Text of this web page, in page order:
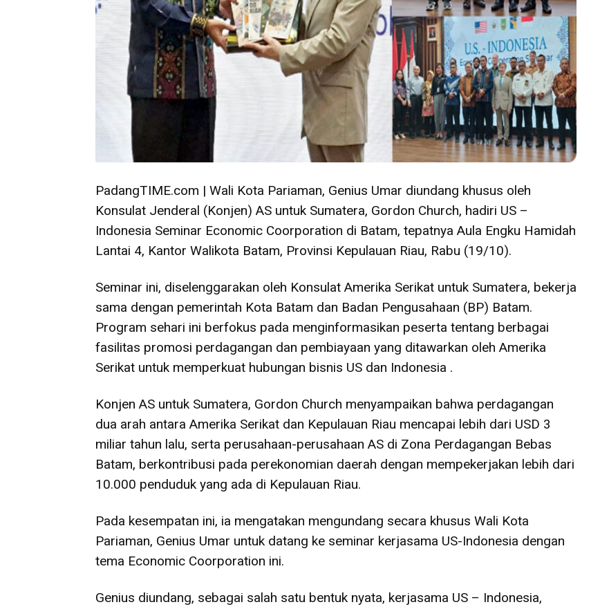
PadangTIME.com | Wali Kota Pariaman, Genius Umar diundang khusus oleh
Konsulat Jenderal (Konjen) AS untuk Sumatera, Gordon Church, hadiri US –
Indonesia Seminar Economic Coorporation di Batam, tepatnya Aula Engku Hamidah
Lantai 4, Kantor Walikota Batam, Provinsi Kepulauan Riau, Rabu (19/10).
Seminar ini, diselenggarakan oleh Konsulat Amerika Serikat untuk Sumatera, bekerja
sama dengan pemerintah Kota Batam dan Badan Pengusahaan (BP) Batam.
Program sehari ini berfokus pada menginformasikan peserta tentang berbagai
fasilitas promosi perdagangan dan pembiayaan yang ditawarkan oleh Amerika
Serikat untuk memperkuat hubungan bisnis US dan Indonesia .
Konjen AS untuk Sumatera, Gordon Church menyampaikan bahwa perdagangan
dua arah antara Amerika Serikat dan Kepulauan Riau mencapai lebih dari USD 3
miliar tahun lalu, serta perusahaan-perusahaan AS di Zona Perdagangan Bebas
Batam, berkontribusi pada perekonomian daerah dengan mempekerjakan lebih dari
10.000 penduduk yang ada di Kepulauan Riau.
Pada kesempatan ini, ia mengatakan mengundang secara khusus Wali Kota
Pariaman, Genius Umar untuk datang ke seminar kerjasama US-Indonesia dengan
tema Economic Coorporation ini.
Genius diundang, sebagai salah satu bentuk nyata, kerjasama US – Indonesia,